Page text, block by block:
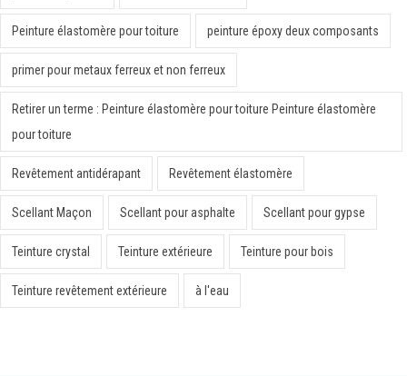
Peinture élastomère pour toiture peinture époxy deux composants
primer pour metaux ferreux et non ferreux
Retirer un terme : Peinture élastomère pour toiture Peinture élastomère
pour toiture
Revêtement antidérapant Revêtement élastomère
Scellant Maçon Scellant pour asphalte Scellant pour gypse
Teinture crystal Teinture extérieure Teinture pour bois
Teinture revêtement extérieure à l'eau